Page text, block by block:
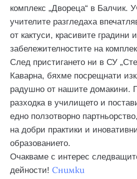
комплекс „Двореца“ в Балчик.
учителите разгледаха
от кактуси, красивите градини и
забележителностите на
След пристигането ни в СУ
Каварна, бяхме посрещнати
радушно от нашите домакини.
разходка в училището и
едно ползотворно
на добри практики и
образованието.
Очакваме с интерес
дейности! Снимки